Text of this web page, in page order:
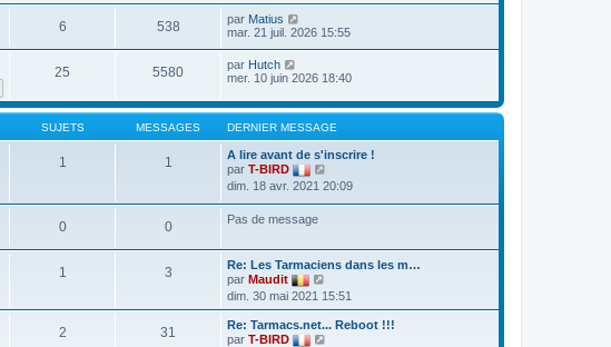
6 538 par Matius
mar. 21 juil. 2026 15:55
25 5580 par Hutch
mer. 10 juin 2026 18:40
SUJETS MESSAGES DERNIER MESSAGE
1 1
A lire avant de s'inscrire !
par T-BIRD
o
i
r
d
e
i
e
r
dim. 18 avr. 2021 20:09
0 0 Pas de message
1 3
Re: Les Tarmaciens dans les m…
par Maudit
o
i
l
dim. 30 mai 2021 15:51
2 31
Re: Tarmacs.net... Reboot !!!
par T-BIRD